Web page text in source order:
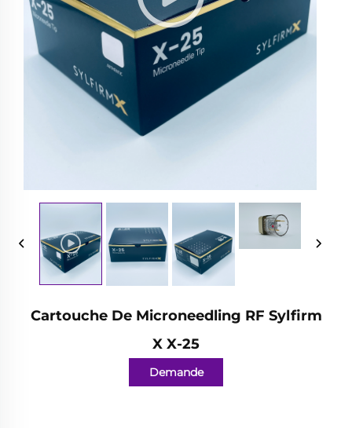
Cartouche De Microneedling RF Sylfirm
X X-25
Demande